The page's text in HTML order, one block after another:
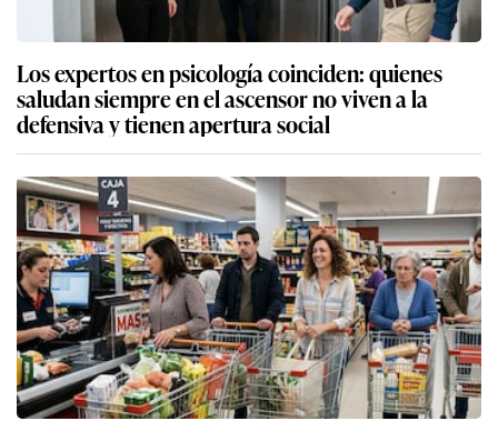
Los expertos en psicología coinciden: quienes
saludan siempre en el ascensor no viven a la
defensiva y tienen apertura social